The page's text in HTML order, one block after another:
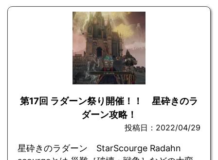
第17回 ラダーン祭り開催！！ 星砕きのラ
ダーン攻略！
投稿日：2022/04/29
星砕きのラダーン StarScourge Radahn